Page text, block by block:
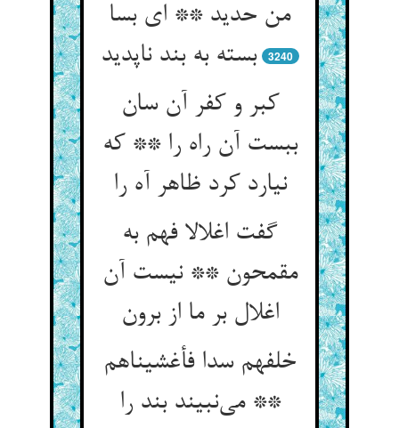
من حدید ** ای بسا
بسته به بند ناپدید
3240
کبر و کفر آن سان
ببست آن راه را ** که
نیارد کرد ظاهر آه را
گفت اغلالا فهم به
مقمحون ** نیست آن
اغلال بر ما از برون‌‌
خلفهم سدا فأغشیناهم
** می‌‌نبیند بند را